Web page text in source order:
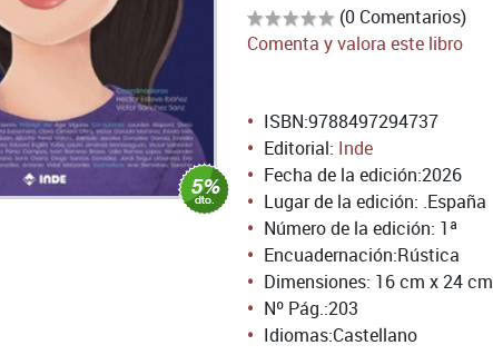
(0 Comentarios)
Comenta y valora este libro
ISBN:9788497294737
Editorial: Inde
Fecha de la edición:2026
Lugar de la edición: .España
Número de la edición: 1ª
Encuadernación:Rústica
Dimensiones: 16 cm x 24 cm
Nº Pág.:203
Idiomas:Castellano